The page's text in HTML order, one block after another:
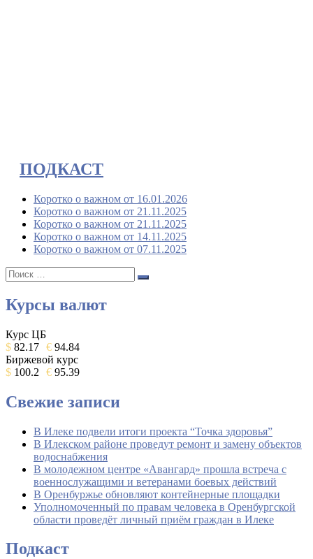
ПОДКАСТ
Коротко о важном от 16.01.2026
Коротко о важном от 21.11.2025
Коротко о важном от 21.11.2025
Коротко о важном от 14.11.2025
Коротко о важном от 07.11.2025
Поиск:
Поиск
Курсы валют
Курс ЦБ
$ 82.17 € 94.84
Биржевой курс
$ 100.2 € 95.39
Свежие записи
В Илеке подвели итоги проекта “Точка здоровья”
В Илекском районе проведут ремонт и замену объектов
водоснабжения
В молодежном центре «Авангард» прошла встреча с
военнослужащими и ветеранами боевых действий
В Оренбуржье обновляют контейнерные площадки
Уполномоченный по правам человека в Оренбургской
области проведёт личный приём граждан в Илеке
Подкаст